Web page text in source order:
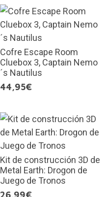
Cofre Escape Room
Cluebox 3, Captain Nemo
´s Nautilus
44,95€
Kit de construcción 3D de
Metal Earth: Drogon de
Juego de Tronos
26,99€